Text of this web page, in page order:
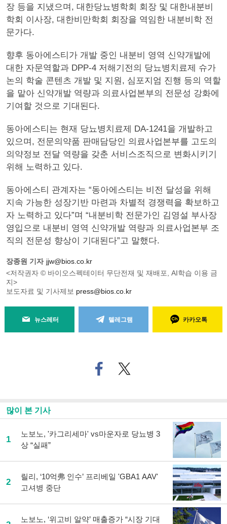
장 등을 지냈으며, 대한당뇨병학회 회장 및 대한내분비
학회 이사장, 대한비만학회 회장을 역임한 내분비학 전
문가다.
향후 동아에스티가 개발 중인 내분비 영역 신약개발에
대한 자문역할과 DPP-4 저해기전의 당뇨병치료제 슈가
논의 학술 콘텐츠 개발 및 지원, 심포지엄 진행 등의 역할
을 맡아 신약개발 역량과 의료사업본부의 전문성 강화에
기여할 것으로 기대된다.
동아에스티는 현재 당뇨병치료제 DA-1241을 개발하고
있으며, 전문의약품 판매담당인 의료사업본부를 고도의
의약정보 전달 역량을 갖춘 서비스조직으로 변화시키기
위해 노력하고 있다.
동아에스티 관계자는 “동아에스티는 비전 달성을 위해
지속 가능한 성장기반 마련과 차별적 경쟁력을 확보하고
자 노력하고 있다”며 “내분비학 전문가인 김영설 부사장
영입으로 내분비 영역 신약개발 역량과 의료사업본부 조
직의 전문성 향상이 기대된다”고 말했다.
장종원 기자 jjw@bios.co.kr
<저작권자 © 바이오스펙테이터 무단전재 및 재배포, AI학습 이용 금
지>
보도자료 및 기사제보 press@bios.co.kr
뉴스레터 텔레그램 카카오톡
페
이
기
사
공
트위
터로
많이 본 기사
1
노보노, '카그리세마' vs마운자로 당뇨병 3
상 “실패”
2
릴리, ‘10억弗 인수’ 프리베일 'GBA1 AAV'
고셔병 중단
노보노, ‘위고비 알약’ 매출증가 “시장 기대